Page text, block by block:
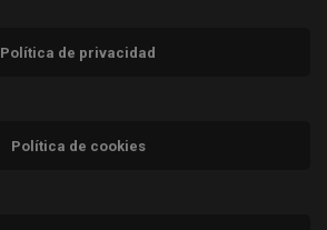
Política de privacidad
Política de cookies